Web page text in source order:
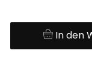
In den